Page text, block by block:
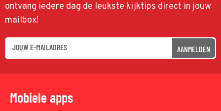
ontvang iedere dag de leukste kijktips direct in jouw
mailbox!
AANMELDEN
Mobiele apps